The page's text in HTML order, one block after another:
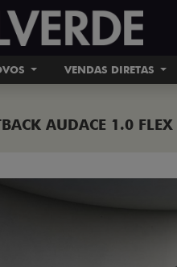
VENDAS DIRETAS
AUDACE 1.0